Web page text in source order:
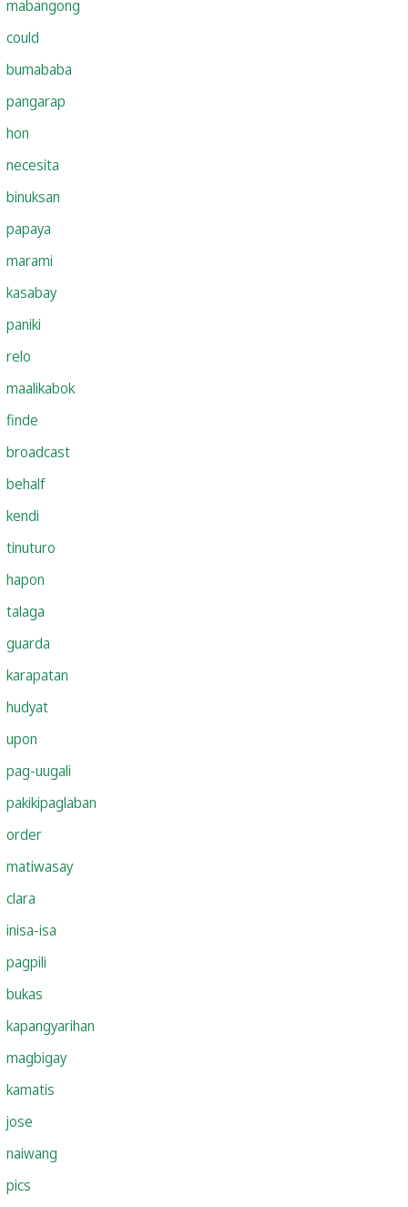
mabangong
could
bumababa
pangarap
hon
necesita
binuksan
papaya
marami
kasabay
paniki
relo
maalikabok
finde
broadcast
behalf
kendi
tinuturo
hapon
talaga
guarda
karapatan
hudyat
upon
pag-uugali
pakikipaglaban
order
matiwasay
clara
inisa-isa
pagpili
bukas
kapangyarihan
magbigay
kamatis
jose
naiwang
pics